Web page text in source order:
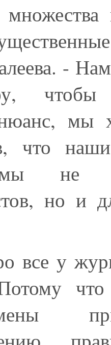
-
чтобы
мы
что
не
но и
все у